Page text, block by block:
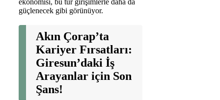
ekonomisi, bu tür girişimlerle daha da
güçlenecek gibi görünüyor.
Akın Çorap’ta
Kariyer Fırsatları:
Giresun’daki İş
Arayanlar için Son
Şans!